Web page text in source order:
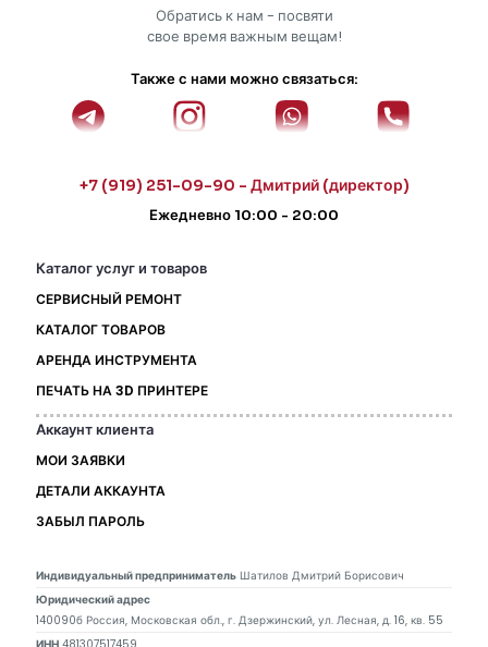
Обратись к нам - посвяти
свое время важным вещам!
Также с нами можно связаться:
+7 (919) 251-09-90 - Дмитрий (директор)
Ежедневно 10:00 - 20:00
Каталог услуг и товаров
СЕРВИСНЫЙ РЕМОНТ
КАТАЛОГ ТОВАРОВ
АРЕНДА ИНСТРУМЕНТА
ПЕЧАТЬ НА 3D ПРИНТЕРЕ
Аккаунт клиента
МОИ ЗАЯВКИ
ДЕТАЛИ АККАУНТА
ЗАБЫЛ ПАРОЛЬ
Индивидуальный предприниматель Шатилов Дмитрий Борисович
Юридический адрес
140090б Россия, Московская обл., г. Дзержинский, ул. Лесная, д. 16, кв. 55